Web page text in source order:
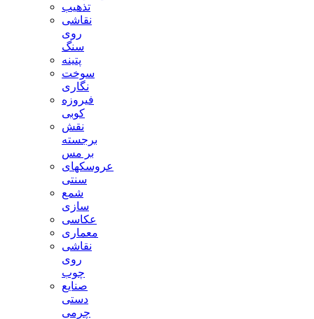
تذهیب
نقاشی
روی
سنگ
پتینه
سوخت
نگاری
فیروزه
کوبی
نقش
برجسته
بر مس
عروسکهای
سنتی
شمع
سازی
عکاسی
معماری
نقاشی
روی
چوب
صنایع
دستی
چرمی